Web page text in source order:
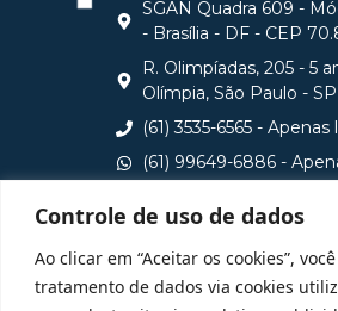
Controle de uso de dados
Ao clicar em “Aceitar os cookies”,
tratamento de dados via cookies
SGAN Quadra 609 -
- Brasília - DF - CEP
R. Olimpíadas, 205 - 5
Olímpia, São Paulo -
(61) 3535-6565 - Apenas
(61) 99649-6886 -
Consulte aqui o cadastro da
MEC